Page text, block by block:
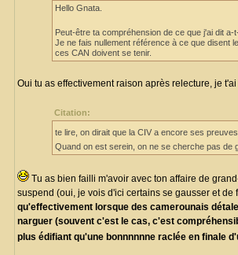
Hello Gnata.
Peut-être ta compréhension de ce que j'ai dit
Je ne fais nullement référence à ce que disent
ces CAN doivent se tenir.
Oui tu as effectivement raison après relecture, je
Citation:
te lire, on dirait que la CIV a encore ses
Quand on est serein, on ne se cherche pas de
Tu as bien failli m'avoir avec ton affaire de
suspend (oui, je vois d'ici certains se gausser et
qu'effectivement lorsque des camerounais
narguer (souvent c'est le cas, c'est
plus édifiant qu'une bonnnnnne raclée en finale